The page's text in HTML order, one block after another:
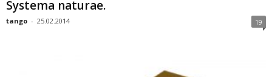
Systеma nаturае.
tango - 25.02.2014 19